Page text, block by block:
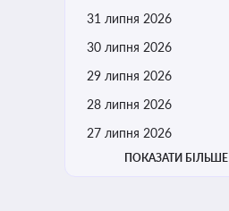
31 липня 2026
30 липня 2026
29 липня 2026
28 липня 2026
27 липня 2026
ПОКАЗАТИ БІЛЬШЕ